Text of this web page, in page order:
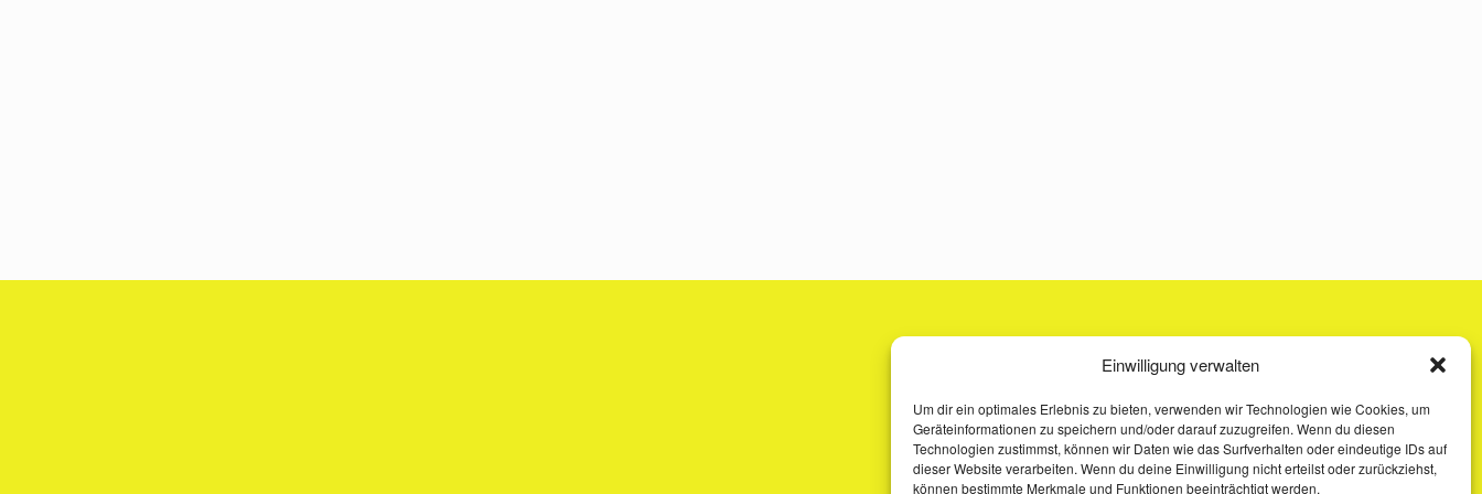
Einwilligung verwalten
Um dir ein optimales Erlebnis zu bieten, verwenden wir Technologien wie Cookies, um
Geräteinformationen zu speichern und/oder darauf zuzugreifen. Wenn du diesen
Technologien zustimmst, können wir Daten wie das Surfverhalten oder eindeutige IDs auf
dieser Website verarbeiten. Wenn du deine Einwilligung nicht erteilst oder zurückziehst,
können bestimmte Merkmale und Funktionen beeinträchtigt werden.